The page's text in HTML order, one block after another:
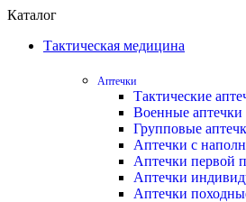
Каталог
Тактическая медицина
Аптечки
Тактические
Военные аптечки
Групповые
Аптечки с
Аптечки первой
Аптечки
Аптечки